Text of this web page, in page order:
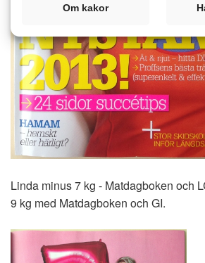
Linda minus 7 kg - Matdagboken
9 kg med Matdagboken och GI.
Om kakor